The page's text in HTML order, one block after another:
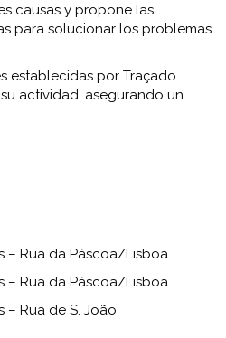
causas y propone las
para solucionar los problemas
establecidas por Traçado
actividad, asegurando un
– Rua da Páscoa/Lisboa
– Rua da Páscoa/Lisboa
– Rua de S. João